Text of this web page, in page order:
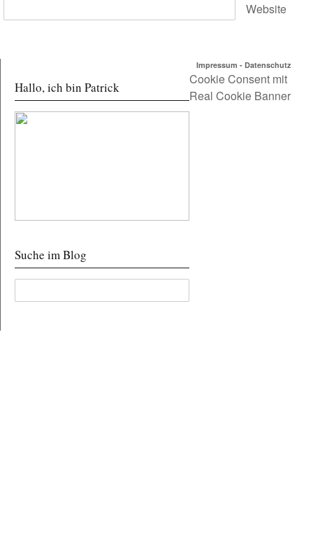
Website
Hallo, ich bin Patrick
Suche im Blog
Impressum - Datenschutz
Cookie Consent mit
Real Cookie Banner